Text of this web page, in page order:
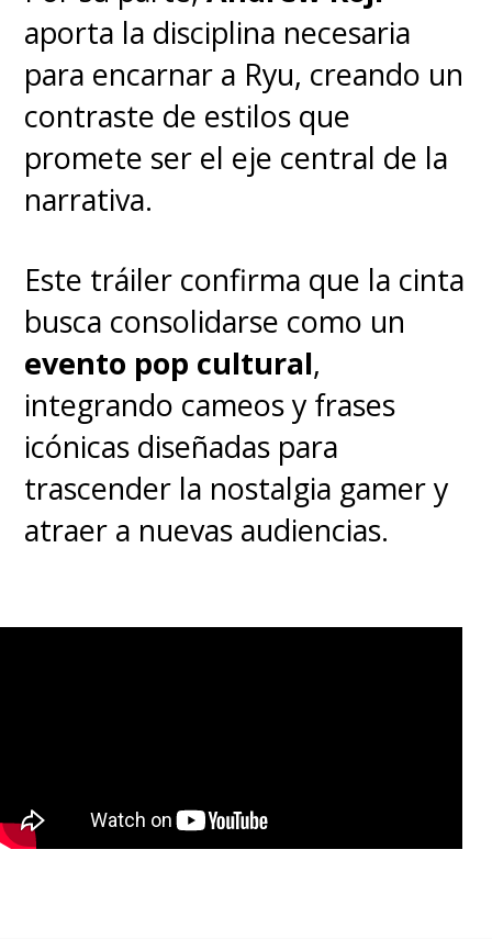
aporta la disciplina necesaria
para encarnar a Ryu, creando un
contraste de estilos que
promete ser el eje central de la
narrativa.
Este tráiler confirma que la cinta
busca consolidarse como un
evento pop cultural,
integrando cameos y frases
icónicas diseñadas para
trascender la nostalgia gamer y
atraer a nuevas audiencias.